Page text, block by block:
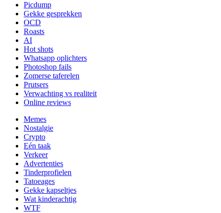
Picdump
Gekke gesprekken
OCD
Roasts
AI
Hot shots
Whatsapp oplichters
Photoshop fails
Zomerse taferelen
Prutsers
Verwachting vs realiteit
Online reviews
Memes
Nostalgie
Crypto
Eén taak
Verkeer
Advertenties
Tinderprofielen
Tatoeages
Gekke kapseltjes
Wat kinderachtig
WTF